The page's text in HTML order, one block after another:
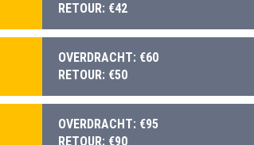
RETOUR: €42
OVERDRACHT: €60
RETOUR: €50
OVERDRACHT: €95
RETOUR: €90